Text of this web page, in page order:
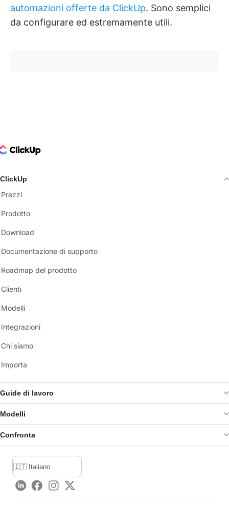
automazioni offerte da ClickUp. Sono semplici
da configurare ed estremamente utili.
Logo
ClickUp
Prezzi
Prodotto
Download
Documentazione di supporto
Roadmap del prodotto
Clienti
Modelli
Integrazioni
Chi siamo
Importa
Guide di lavoro
Modelli
Confronta
LinkedInFacebook
Instagram
Twitter